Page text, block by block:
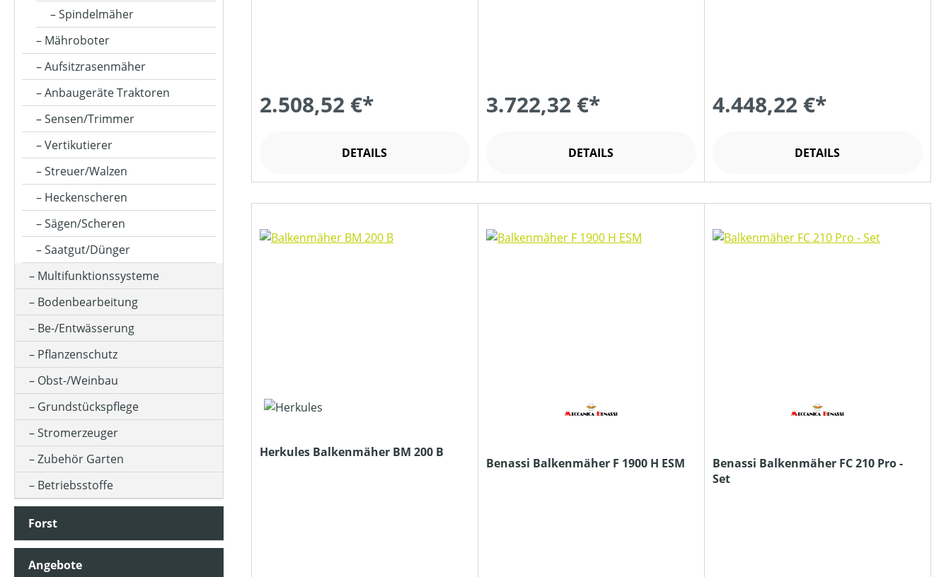
FARBE (GERÄT)
GESCHWINDIGKEIT MAX (IN KM/H)
HUBRAUM (IN CM³)
KLASSIFIZIERUNG
MATERIALART
MAXIMALE STEIGUNG (IN %)
MESSERANZAHL
MOTOR-ZYLINDERANZAHL
MOTORLEISTUNG (IN PS)
MOTORLEISTUNG (IN UMDREHUNGEN/MIN)
Spindelmäher
Mähroboter
Aufsitzrasenmäher
Anbaugeräte Traktoren
Sensen/Trimmer
Vertikutierer
Streuer/Walzen
Heckenscheren
Sägen/Scheren
Saatgut/Dünger
Multifunktionssysteme
Bodenbearbeitung
Be-/Entwässerung
Pflanzenschutz
Obst-/Weinbau
Grundstückspflege
Stromerzeuger
Zubehör Garten
Betriebsstoffe
Forst
Angebote
2.508,52 €*
DETAILS
3.722,32 €*
DETAILS
4.448,22 €*
DETAILS
Herkules Balkenmäher BM 200 B
Benassi Balkenmäher F 1900 H ESM
Benassi Balkenmäher FC 210 Pro -
Set